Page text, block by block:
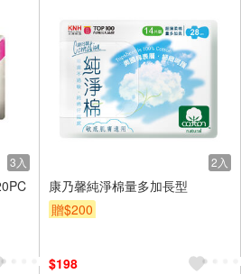
3入 2入
康乃馨純淨棉量多加長型
贈$200
$198